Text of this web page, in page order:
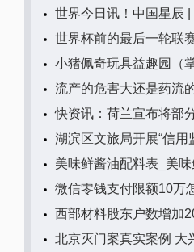
世界今日讯！中国星辰
世界杯前的最后一轮联
小猪佩奇玩具益趣园（
流产的危害大还是药流
快资讯：荷兰宣布将部
湖滨区文旅局开展“信
美味鲜酱油配料表_美
微信零钱支付限额10万
西部材料股东户数增加
北京灭门案真实案例 大